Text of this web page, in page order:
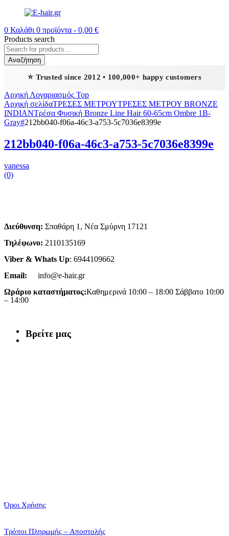
0 Καλάθι 0 προϊόντα - 0,00 €
Products search
Αναζήτηση
⭐ Trusted since 2012 • 100,000+ happy customers
Αρχική Λογαριασμός Top
Αρχική σελίδαΤΡΕΣΕΣ ΜΕΤΡΟΥTΡΕΣΕΣ ΜΕΤΡΟΥ BRONZE
INDIANΤρέσα Φυσική Bronze Line Hair 60-65cm Ombre 1B-
Gray#212bb040-f06a-46c3-a753-5c7036e8399e
212bb040-f06a-46c3-a753-5c7036e8399e
vanessa
(0)
Διεύθυνση: Σπαθάρη 1, Νέα Σμύρνη 17121
Τηλέφωνο: 2110135169
Viber & Whats Up: 6944109662
Email:
info@e-hair.gr
Ωράριο καταστήματος:Καθημερινά 10:00 – 18:00 Σάββατο 10:00
– 14:00
Βρείτε μας
Όροι Χρήσης
Τρόποι Πληρωμής – Αποστολής